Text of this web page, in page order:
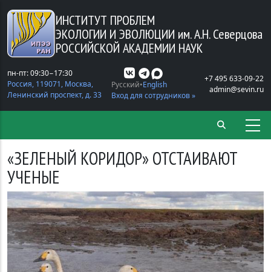
Перейти к основному содержанию
ИНСТИТУТ ПРОБЛЕМ
ЭКОЛОГИИ И ЭВОЛЮЦИИ им. А.Н. Северцова
РОССИЙСКОЙ АКАДЕМИИ НАУК
пн-пт: 09:30−17:30
Россия, 119071, Москва,
Ленинский проспект, д. 33
Русский English
Вход для сотрудников »
+7 495 633-09-22
admin@sevin.ru
«ЗЕЛЕНЫЙ КОРИДОР» ОТСТАИВАЮТ
УЧЕНЫЕ